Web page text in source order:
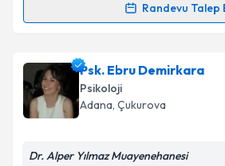
Randevu Talep
Randevu Takvimi Talebi
Klinik Psikolog Fulda Koyun
talebi oluşturun. Size bu uzmandan
için bir takvim hazırlandığında e-
bilgilendireceğiz.
Psk. Ebru Demirkara
Psikoloji
Adana, Çukurova
Dr. Alper Yılmaz Muayenehanesi